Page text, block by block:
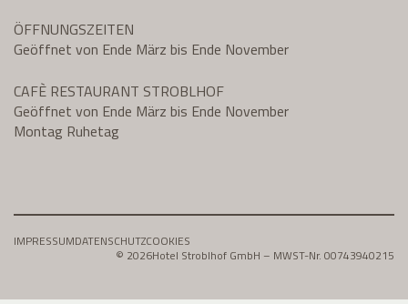
ÖFFNUNGSZEITEN
Geöffnet von Ende März bis Ende November
CAFÈ RESTAURANT STROBLHOF
Geöffnet von Ende März bis Ende November
Montag Ruhetag
IMPRESSUMDATENSCHUTZCOOKIES
© 2026Hotel Stroblhof GmbH – MWST-Nr. 00743940215